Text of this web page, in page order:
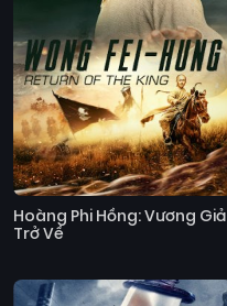
Hoàng Phi Hồng: Vương Giả
Trở Về